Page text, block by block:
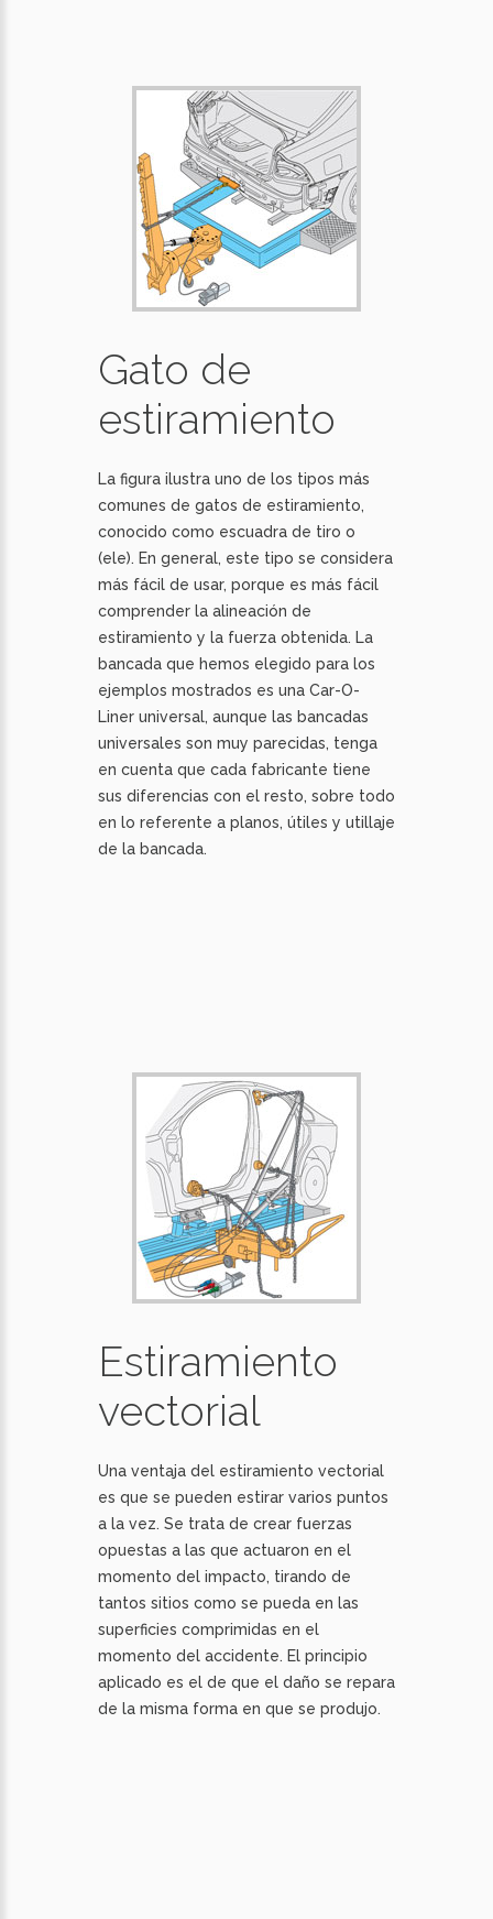
Gato de
estiramiento
La figura ilustra uno de los tipos más
comunes de gatos de estiramiento,
conocido como escuadra de tiro o
(ele). En general, este tipo se considera
más fácil de usar, porque es más fácil
comprender la alineación de
estiramiento y la fuerza obtenida. La
bancada que hemos elegido para los
ejemplos mostrados es una Car-O-
Liner universal, aunque las bancadas
universales son muy parecidas, tenga
en cuenta que cada fabricante tiene
sus diferencias con el resto, sobre todo
en lo referente a planos, útiles y utillaje
de la bancada.
Estiramiento
vectorial
Una ventaja del estiramiento vectorial
es que se pueden estirar varios puntos
a la vez. Se trata de crear fuerzas
opuestas a las que actuaron en el
momento del impacto, tirando de
tantos sitios como se pueda en las
superficies comprimidas en el
momento del accidente. El principio
aplicado es el de que el daño se repara
de la misma forma en que se produjo.